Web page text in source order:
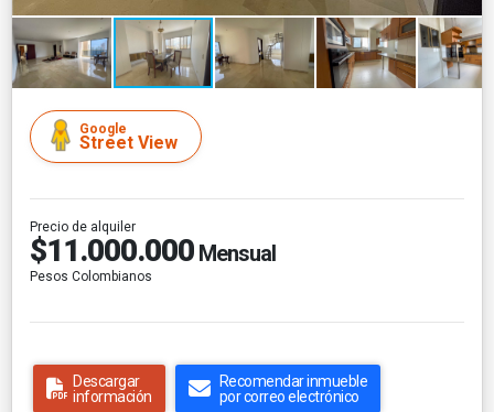
Google
Street View
Precio de alquiler
$11.000.000 Mensual
Pesos Colombianos
Descargar
información
Recomendar inmueble
por correo electrónico